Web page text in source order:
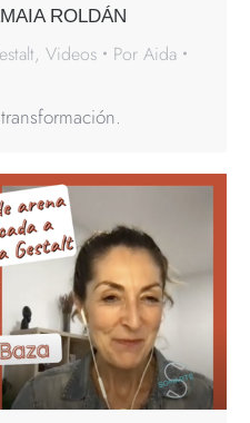
ROLDÁN
, Videos Por Aida